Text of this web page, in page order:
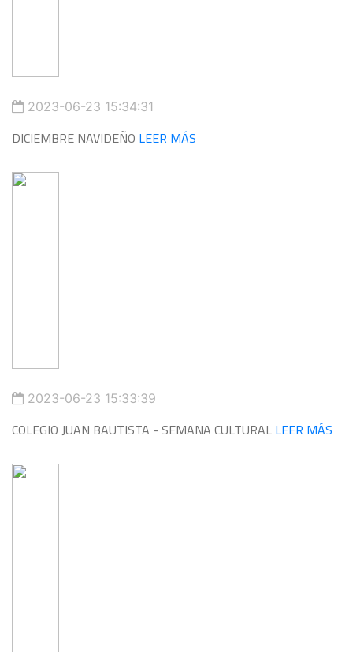
2023-06-23 15:34:31
DICIEMBRE NAVIDEÑO LEER MÁS
2023-06-23 15:33:39
COLEGIO JUAN BAUTISTA - SEMANA CULTURALLEER MÁS